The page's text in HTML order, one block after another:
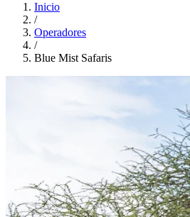
Inicio
/
Operadores
/
Blue Mist Safaris